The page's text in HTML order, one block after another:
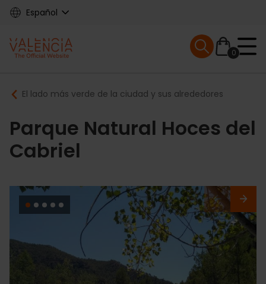
Skip
content
Español
Main
navigation
0
Mobile menu
Breadcrumb
El lado más verde de la ciudad y sus alrededores
Parque Natural Hoces del
Cabriel